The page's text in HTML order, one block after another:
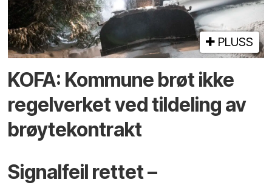
PLUSS
KOFA: Kommune brøt ikke
regelverket ved tildeling av
brøytekontrakt
Signalfeil rettet –